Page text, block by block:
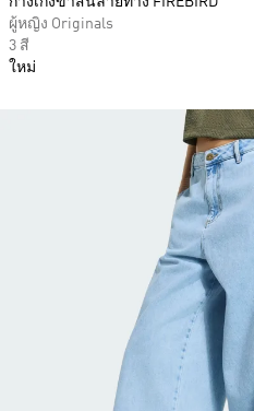
ผู้หญิง Originals
3 สี
ใหม่